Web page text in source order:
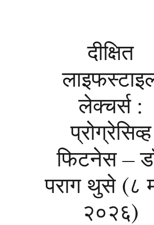
दीक्षित
लेक्चर्स :
प्रोग्रेसिव्ह
फिटनेस –
पराग थुसे (८
२०२६)